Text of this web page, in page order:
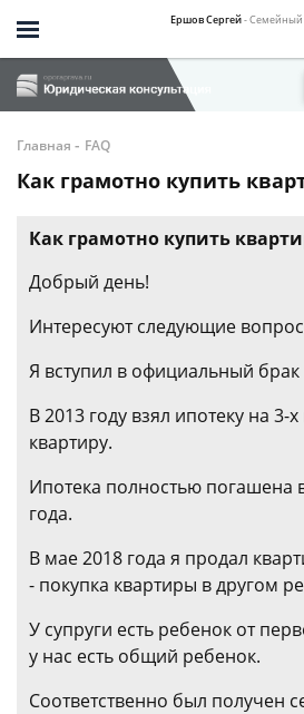
Ершов Сергей- Семейный
Главная - FAQ
Как грамотно купить
Как грамотно купить
Добрый день!
Интересуют следующие
Я вступил в официальный брак
В 2013 году взял ипотеку на 3-
квартиру.
Ипотека полностью погашена
года.
В мае 2018 года я продал
- покупка квартиры в другом
У супруги есть ребенок от
у нас есть общий ребенок.
Соответственно был получен